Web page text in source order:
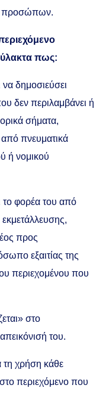
προσώπων.
πως:
δημοσιεύσει
δεν περιλαμβάνει ή
σήματα,
πνευματικά
ή νομικού
το φορέα του από
προς
εξαιτίας της
περιεχομένου που
στο
του.
τη χρήση κάθε
περιεχόμενο που